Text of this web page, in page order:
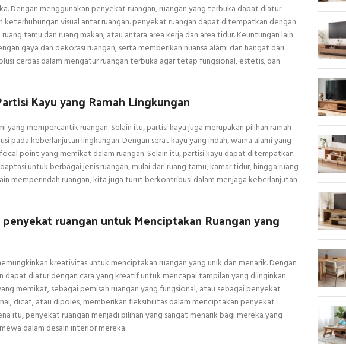
Dengan menggunakan penyekat ruangan, ruangan yang terbuka dapat diatur
visual antar ruangan. penyekat ruangan dapat ditempatkan dengan
tamu dan ruang makan, atau antara area kerja dan area tidur. Keuntungan lain
gaya dan dekorasi ruangan, serta memberikan nuansa alami dan hangat dari
cerdas dalam mengatur ruangan terbuka agar tetap fungsional, estetis, dan
Kayu yang Ramah Lingkungan
mempercantik ruangan. Selain itu, partisi kayu juga merupakan pilihan ramah
keberlanjutan lingkungan. Dengan serat kayu yang indah, warna alami yang
point yang memikat dalam ruangan. Selain itu, partisi kayu dapat ditempatkan
untuk berbagai jenis ruangan, mulai dari ruang tamu, kamar tidur, hingga ruang
memperindah ruangan, kita juga turut berkontribusi dalam menjaga keberlanjutan
ruangan untuk Menciptakan Ruangan yang
kreativitas untuk menciptakan ruangan yang unik dan menarik. Dengan
diatur dengan cara yang kreatif untuk mencapai tampilan yang diinginkan
memikat, sebagai pemisah ruangan yang fungsional, atau sebagai penyekat
dicat, atau dipoles, memberikan fleksibilitas dalam menciptakan penyekat
itu, penyekat ruangan menjadi pilihan yang sangat menarik bagi mereka yang
dalam desain interior mereka.